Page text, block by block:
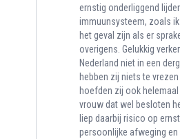
ernstig onderliggend
immuunsysteem, zoals
het geval zijn als er
overigens. Gelukkig
Nederland niet in een
hebben zij niets te
hoefden zij ook
vrouw dat wel besloten
liep daarbij risico op
persoonlijke afweging en